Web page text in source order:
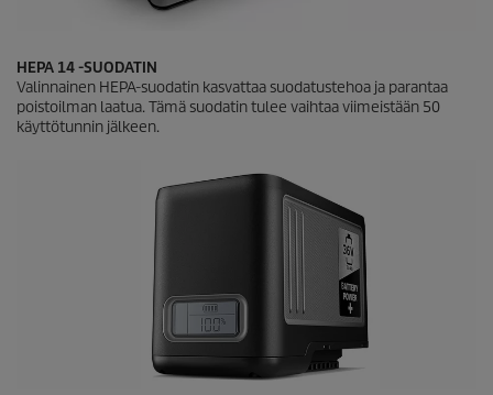
HEPA 14 -SUODATIN
Valinnainen HEPA-suodatin kasvattaa suodatustehoa ja parantaa
poistoilman laatua. Tämä suodatin tulee vaihtaa viimeistään 50
käyttötunnin jälkeen.